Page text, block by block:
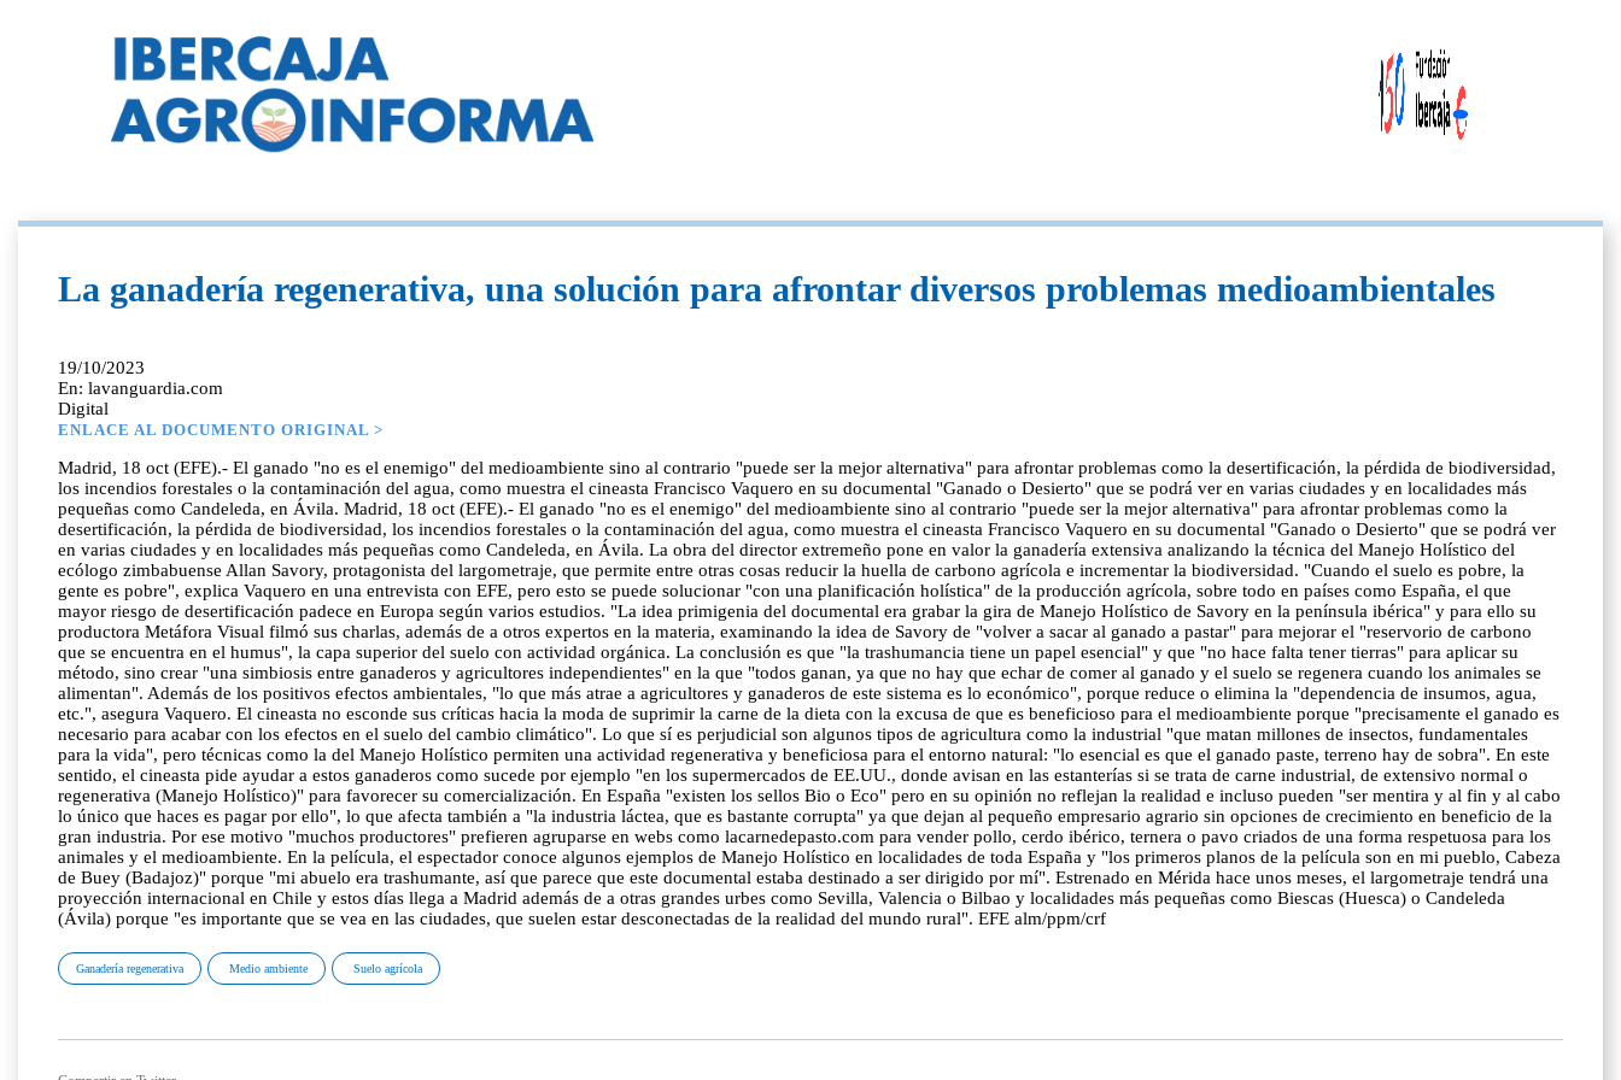
La ganadería regenerativa, una solución para afrontar diversos problemas medioambientales
19/10/2023
En: lavanguardia.com
Digital
ENLACE AL DOCUMENTO ORIGINAL >
Madrid, 18 oct (EFE).- El ganado "no es el enemigo" del medioambiente sino al contrario "puede ser la mejor alternativa" para afrontar problemas como la desertificación, la pérdida de biodiversidad,
los incendios forestales o la contaminación del agua, como muestra el cineasta Francisco Vaquero en su documental "Ganado o Desierto" que se podrá ver en varias ciudades y en localidades más
pequeñas como Candeleda, en Ávila. Madrid, 18 oct (EFE).- El ganado "no es el enemigo" del medioambiente sino al contrario "puede ser la mejor alternativa" para afrontar problemas como la
desertificación, la pérdida de biodiversidad, los incendios forestales o la contaminación del agua, como muestra el cineasta Francisco Vaquero en su documental "Ganado o Desierto" que se podrá ver
en varias ciudades y en localidades más pequeñas como Candeleda, en Ávila. La obra del director extremeño pone en valor la ganadería extensiva analizando la técnica del Manejo Holístico del
ecólogo zimbabuense Allan Savory, protagonista del largometraje, que permite entre otras cosas reducir la huella de carbono agrícola e incrementar la biodiversidad. "Cuando el suelo es pobre, la
gente es pobre", explica Vaquero en una entrevista con EFE, pero esto se puede solucionar "con una planificación holística" de la producción agrícola, sobre todo en países como España, el que
mayor riesgo de desertificación padece en Europa según varios estudios. "La idea primigenia del documental era grabar la gira de Manejo Holístico de Savory en la península ibérica" y para ello su
productora Metáfora Visual filmó sus charlas, además de a otros expertos en la materia, examinando la idea de Savory de "volver a sacar al ganado a pastar" para mejorar el "reservorio de carbono
que se encuentra en el humus", la capa superior del suelo con actividad orgánica. La conclusión es que "la trashumancia tiene un papel esencial" y que "no hace falta tener tierras" para aplicar su
método, sino crear "una simbiosis entre ganaderos y agricultores independientes" en la que "todos ganan, ya que no hay que echar de comer al ganado y el suelo se regenera cuando los animales se
alimentan". Además de los positivos efectos ambientales, "lo que más atrae a agricultores y ganaderos de este sistema es lo económico", porque reduce o elimina la "dependencia de insumos, agua,
etc.", asegura Vaquero. El cineasta no esconde sus críticas hacia la moda de suprimir la carne de la dieta con la excusa de que es beneficioso para el medioambiente porque "precisamente el ganado es
necesario para acabar con los efectos en el suelo del cambio climático". Lo que sí es perjudicial son algunos tipos de agricultura como la industrial "que matan millones de insectos, fundamentales
para la vida", pero técnicas como la del Manejo Holístico permiten una actividad regenerativa y beneficiosa para el entorno natural: "lo esencial es que el ganado paste, terreno hay de sobra". En este
sentido, el cineasta pide ayudar a estos ganaderos como sucede por ejemplo "en los supermercados de EE.UU., donde avisan en las estanterías si se trata de carne industrial, de extensivo normal o
regenerativa (Manejo Holístico)" para favorecer su comercialización. En España "existen los sellos Bio o Eco" pero en su opinión no reflejan la realidad e incluso pueden "ser mentira y al fin y al cabo
lo único que haces es pagar por ello", lo que afecta también a "la industria láctea, que es bastante corrupta" ya que dejan al pequeño empresario agrario sin opciones de crecimiento en beneficio de la
gran industria. Por ese motivo "muchos productores" prefieren agruparse en webs como lacarnedepasto.com para vender pollo, cerdo ibérico, ternera o pavo criados de una forma respetuosa para los
animales y el medioambiente. En la película, el espectador conoce algunos ejemplos de Manejo Holístico en localidades de toda España y "los primeros planos de la película son en mi pueblo, Cabeza
de Buey (Badajoz)" porque "mi abuelo era trashumante, así que parece que este documental estaba destinado a ser dirigido por mí". Estrenado en Mérida hace unos meses, el largometraje tendrá una
proyección internacional en Chile y estos días llega a Madrid además de a otras grandes urbes como Sevilla, Valencia o Bilbao y localidades más pequeñas como Biescas (Huesca) o Candeleda
(Ávila) porque "es importante que se vea en las ciudades, que suelen estar desconectadas de la realidad del mundo rural". EFE alm/ppm/crf
Ganadería regenerativa Medio ambiente Suelo agrícola